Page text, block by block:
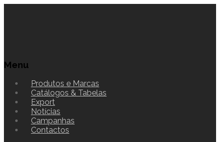
Menu
Produtos e Marcas
Catálogos & Tabelas
Export
Notícias
Campanhas
Contactos